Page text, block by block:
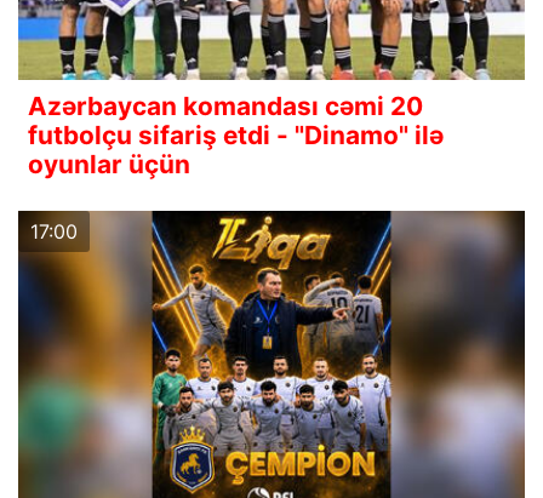
Azərbaycan komandası cəmi 20
futbolçu sifariş etdi - "Dinamo" ilə
oyunlar üçün
17:00